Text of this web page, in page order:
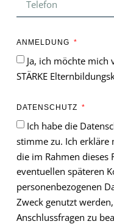
ANMELDUNG
Ja, ich möchte
STÄRKE
DATENSCHUTZ
Ich habe die
stimme zu. Ich erkläre
die im Rahmen
eventuellen späteren
personenbezogenen
Zweck genutzt
Anschlussfragen zu